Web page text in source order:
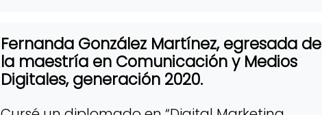
Fernanda González Martínez, egresada de
la maestría en Comunicación y Medios
Digitales, generación 2020.